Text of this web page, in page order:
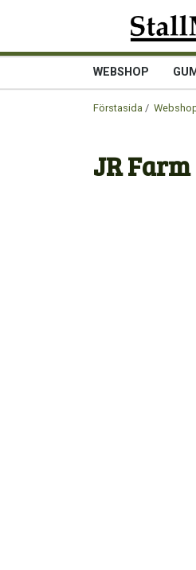
WEBSHOP
Förstasida /
JR